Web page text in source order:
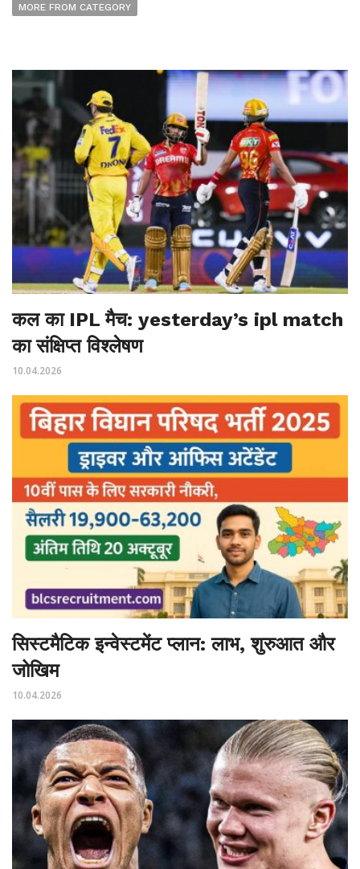
MORE FROM CATEGORY
कल का IPL मैच: yesterday’s ipl match
का संक्षिप्त विश्लेषण
10.04.2026
सिस्टमैटिक इन्वेस्टमेंट प्लान: लाभ, शुरुआत और
जोखिम
10.04.2026